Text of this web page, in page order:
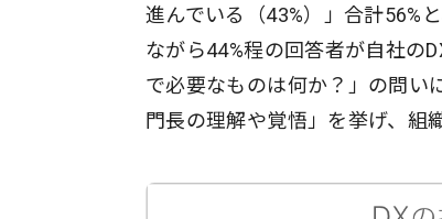
進んでいる（43%）」合計56%
ながら44%程の回答者が自社の
で必要なものは何か？」の問い
門長の理解や覚悟」を挙げ、組